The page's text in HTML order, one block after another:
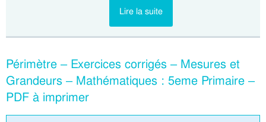
Lire la suite
Périmètre – Exercices corrigés – Mesures et
Grandeurs – Mathématiques : 5eme Primaire –
PDF à imprimer